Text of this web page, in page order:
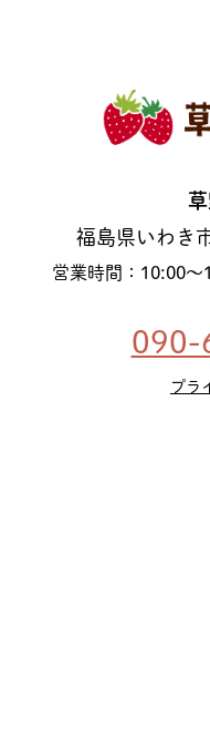
福島県いわき
営業時間：10:00〜
090-
プラ